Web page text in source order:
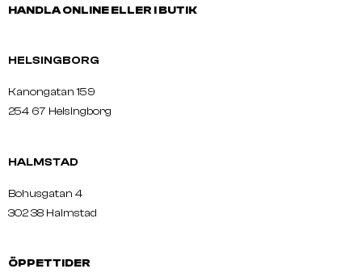
HANDLA ONLINE ELLER I BUTIK
HELSINGBORG
Kanongatan 159
254 67 Helsingborg
HALMSTAD
Bohusgatan 4
302 38 Halmstad
ÖPPETTIDER